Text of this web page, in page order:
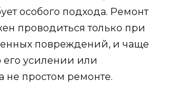
особого подхода. Ремонт
проводиться только при
повреждений, и чаще
его усилении или
не простом ремонте.